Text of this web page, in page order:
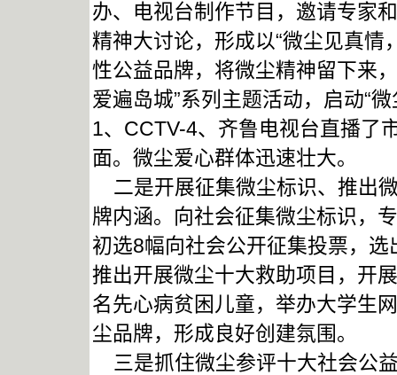
办、电视台制作节目，邀请专家
精神大讨论，形成以“微尘见真情
性公益品牌，将微尘精神留下来
爱遍岛城”系列主题活动，启动“
1、CCTV-4、齐鲁电视台直播了
面。微尘爱心群体迅速壮大。
二是开展征集微尘标识、推出
牌内涵。向社会征集微尘标识，
初选8幅向社会公开征集投票，
推出开展微尘十大救助项目，开
名先心病贫困儿童，举办大学生
尘品牌，形成良好创建氛围。
三是抓住微尘参评十大社会公